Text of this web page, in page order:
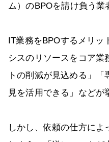
ム）のBPOを請け負う業
IT業務をBPOするメリッ
シスのリソースをコア業
トの削減が見込める」
見を活用できる」などが
しかし、依頼の仕方によ